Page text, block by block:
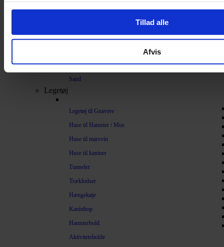
Tillad alle
Afvis
Bark
Spelt
Vat
Sand
Legetøj
Legetøj til Gnavere
Huse til Hamster / Mus
Huse til marsvin
Huse til kaniner
Tunneler
Træklodser
Hængekøje
Kaninhop
Hamsterbold
Aktivitetsbolde